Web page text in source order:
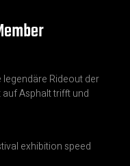
Rideout der
Asphalt trifft und